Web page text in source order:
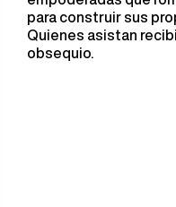
para construir sus
Quienes asistan
obsequio.